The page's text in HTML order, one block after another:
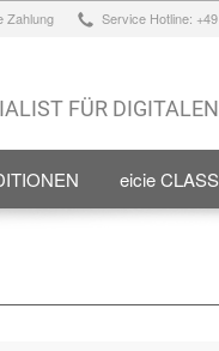
Zahlung Service Hotline:
FÜR
eicie